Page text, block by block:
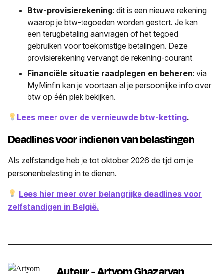
Btw-provisierekening: dit is een nieuwe rekening
waarop je btw-tegoeden worden gestort. Je kan
een terugbetaling aanvragen of het tegoed
gebruiken voor toekomstige betalingen. Deze
provisierekening vervangt de rekening-courant.
Financiële situatie raadplegen en beheren: via
MyMinfin kan je voortaan al je persoonlijke info over
btw op één plek bekijken.
Lees meer over de vernieuwde btw-ketting.
Deadlines voor indienen van belastingen
Als zelfstandige heb je tot oktober 2026 de tijd om je
personenbelasting in te dienen.
Lees hier meer over belangrijke deadlines voor
zelfstandigen in België.